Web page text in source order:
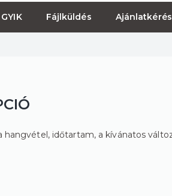
GYIK Fájlküldés Ajánlatkérés
hangvétel, időtartam, a kívánatos